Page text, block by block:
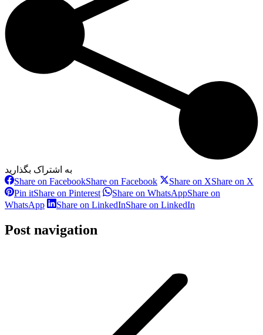
به اشتراک بگذارید
Share on FacebookShare on Facebook Share on XShare on X
Pin itShare on Pinterest Share on WhatsAppShare on
WhatsApp
Share on LinkedInShare on LinkedIn
Post navigation